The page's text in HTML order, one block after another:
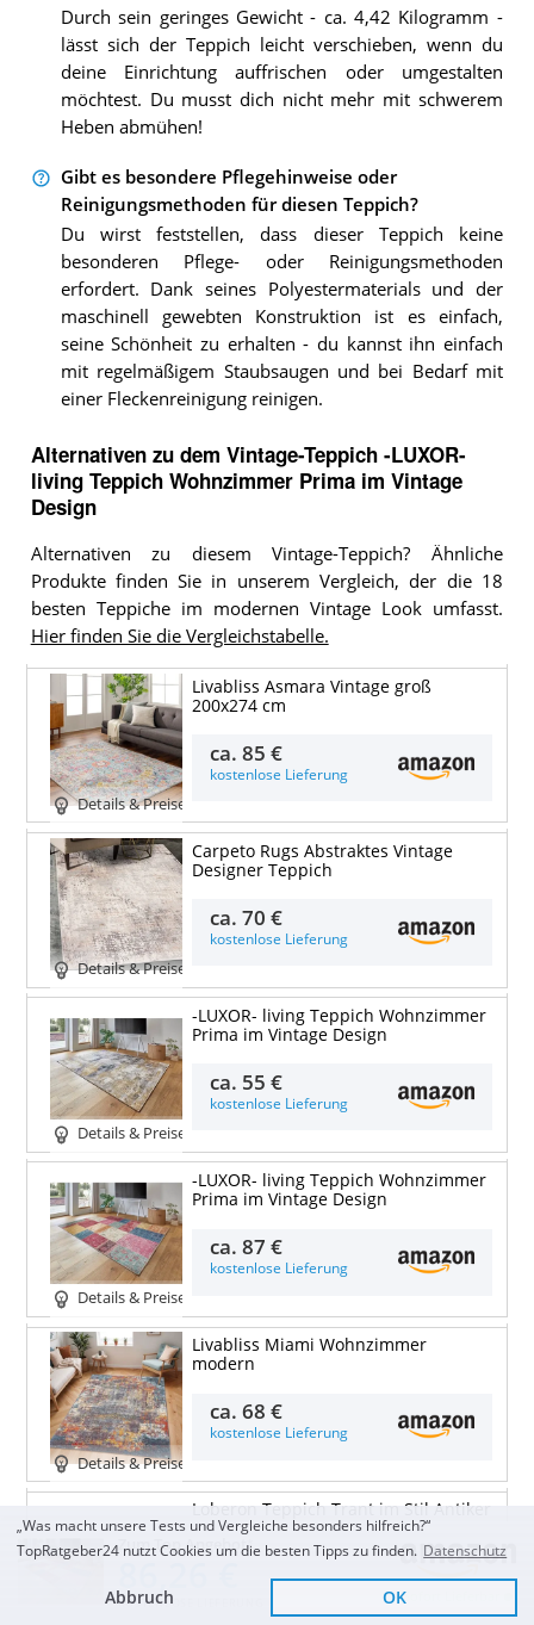
Zum Top Angebot
KOSTENLOSE LIEFERUNG Sofort Lieferbar
Durch sein geringes Gewicht - ca. 4,42 Kilogramm -
lässt sich der Teppich leicht verschieben, wenn du
deine Einrichtung auffrischen oder umgestalten
möchtest. Du musst dich nicht mehr mit schwerem
Heben abmühen!
Gibt es besondere Pflegehinweise oder
Reinigungsmethoden für diesen Teppich?
Du wirst feststellen, dass dieser Teppich keine
besonderen Pflege- oder Reinigungsmethoden
erfordert. Dank seines Polyestermaterials und der
maschinell gewebten Konstruktion ist es einfach,
seine Schönheit zu erhalten - du kannst ihn einfach
mit regelmäßigem Staubsaugen und bei Bedarf mit
einer Fleckenreinigung reinigen.
Alternativen zu dem Vintage-Teppich -LUXOR-
living Teppich Wohnzimmer Prima im Vintage
Design
Alternativen zu diesem Vintage-Teppich? Ähnliche
Produkte finden Sie in unserem Vergleich, der die 18
besten Teppiche im modernen Vintage Look umfasst.
Hier finden Sie die Vergleichstabelle.
Details & Preise
Livabliss Asmara Vintage groß
200x274 cm
ca.85 €
kostenlose Lieferung
Details & Preise
Carpeto Rugs Abstraktes Vintage
Designer Teppich
ca.70 €
kostenlose Lieferung
Details & Preise
-LUXOR- living Teppich Wohnzimmer
Prima im Vintage Design
ca. 55 €
kostenlose Lieferung
Details & Preise
-LUXOR- living Teppich Wohnzimmer
Prima im Vintage Design
ca.87 €
kostenlose Lieferung
Details & Preise
Livabliss Miami Wohnzimmer
modern
ca.68 €
kostenlose Lieferung
Loberon Teppich Trant im Stil Antiker
Orientteppiche
249 €
„Was macht unsere Tests und Vergleiche besonders hilfreich?“
TopRatgeber24 nutzt Cookies um die besten Tipps zu finden. Datenschutz
Abbruch OK